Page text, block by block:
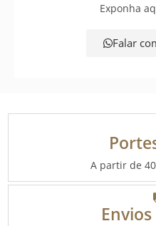
Exponha
Falar
A partir de